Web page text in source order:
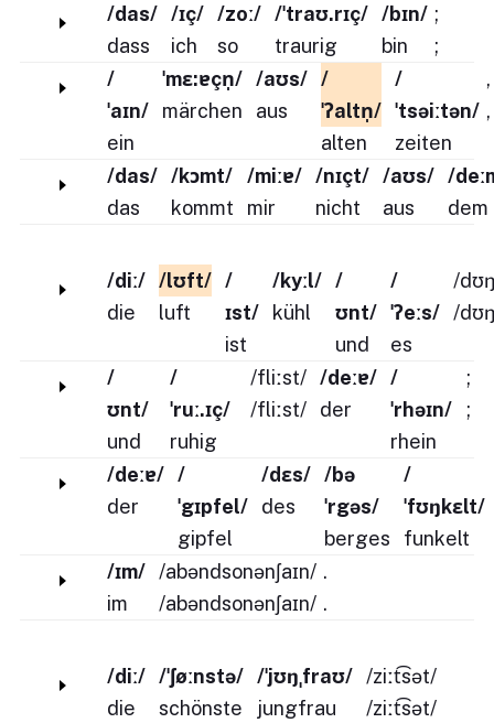
/das/
dass
/ɪç/
ich
/zoː/
so
/ˈtraʊ.rɪç/
traurig
/bɪn/
bin
;
;
/
ˈaɪn/
ein
ˈmɛ:ɐçn̩/
märchen
/aʊs/
aus
/
ˈʔaltn̩/
alten
/
ˈtsəiːtən/
zeiten
,
,
/das/
das
/kɔmt/
kommt
/miːɐ/
mir
/nɪçt/
nicht
/aʊs/
aus
/
dem
/diː/
die
/lʊft/
luft
/
ɪst/
ist
/kyːl/
kühl
/
ʊnt/
und
/
ˈʔeːs/
es
/
/
/
ʊnt/
und
/
ˈruː.ɪç/
ruhig
/fliːst/
/fliːst/
/deːɐ/
der
/
ˈrhəɪn/
rhein
;
;
/deːɐ/
der
/
ˈgɪpfel/
gipfel
/dɛs/
des
/bə
ˈrgəs/
berges
/
ˈfʊŋkɛlt/
funkelt
/ɪm/
im
/abəndsonənʃaɪn/
/abəndsonənʃaɪn/
.
.
/diː/
die
/ˈʃøːnstə/
schönste
/ˈjʊŋˌfraʊ/
jungfrau
/ziːt͡sət/
/ziːt͡sət/